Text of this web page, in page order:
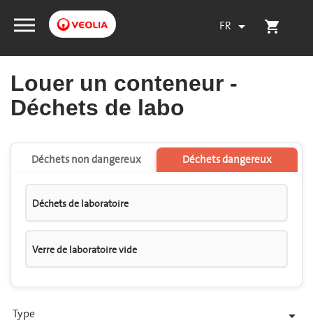
shopping_cart
FR 
Louer un conteneur -
Déchets de labo
Déchets non dangereux Déchets dangereux
Déchets de laboratoire
Verre de laboratoire vide
Type 